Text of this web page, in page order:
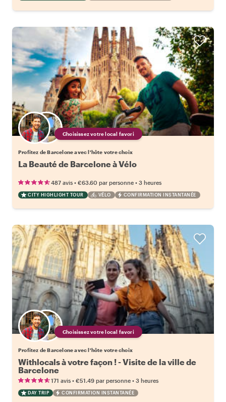
Choisissez votre local favori
Profitez de Barcelone avec l'hôte votre choix
La Beauté de Barcelone à Vélo
487 avis • €63.60 par personne • 3 heures
CITY HIGHLIGHT TOUR VÉLO CONFIRMATION INSTANTANÉE
Choisissez votre local favori
Profitez de Barcelone avec l'hôte votre choix
Withlocals à votre façon ! - Visite de la ville de
Barcelone
171 avis • €51.49 par personne • 3 heures
DAY TRIP CONFIRMATION INSTANTANÉE